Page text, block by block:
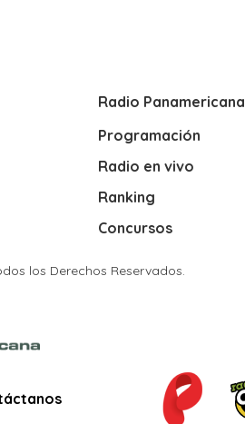
Radio Panamericana
Programación
Radio en vivo
Ranking
Concursos
los Derechos Reservados.